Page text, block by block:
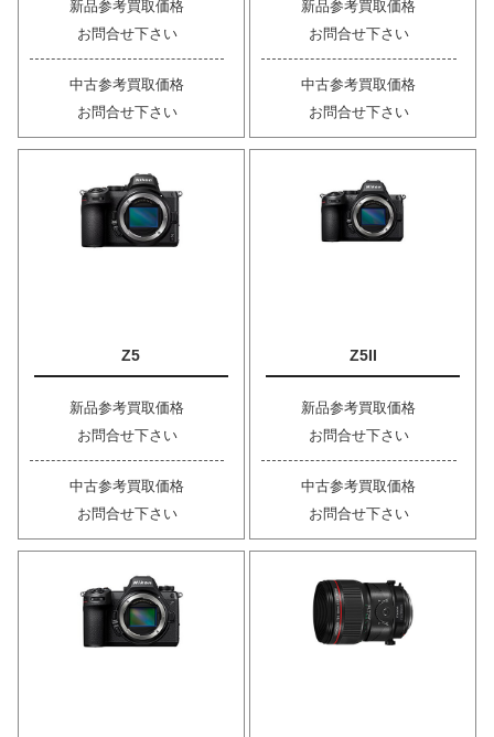
新品参考買取価格
お問合せ下さい
中古参考買取価格
お問合せ下さい
新品参考買取価格
お問合せ下さい
中古参考買取価格
お問合せ下さい
Z5
新品参考買取価格
お問合せ下さい
中古参考買取価格
お問合せ下さい
Z5II
新品参考買取価格
お問合せ下さい
中古参考買取価格
お問合せ下さい